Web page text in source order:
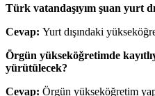
Türk vatandaşıyım şuan yurt
Cevap: Yurt dışındaki
Örgün yükseköğretimde
yürütülecek?
Cevap: Örgün yükseköğretim